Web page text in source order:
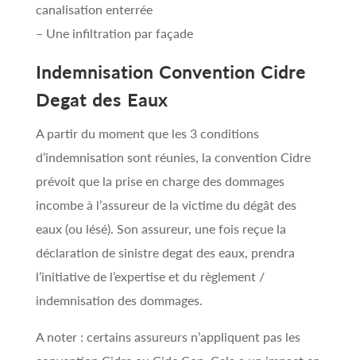
canalisation enterrée
– Une infiltration par façade
Indemnisation Convention Cidre
Degat des Eaux
A partir du moment que les 3 conditions
d’indemnisation sont réunies, la convention Cidre
prévoit que la prise en charge des dommages
incombe à l’assureur de la victime du dégât des
eaux (ou lésé). Son assureur, une fois reçue la
déclaration de sinistre degat des eaux, prendra
l’initiative de l’expertise et du règlement /
indemnisation des dommages.
A noter : certains assureurs n’appliquent pas les